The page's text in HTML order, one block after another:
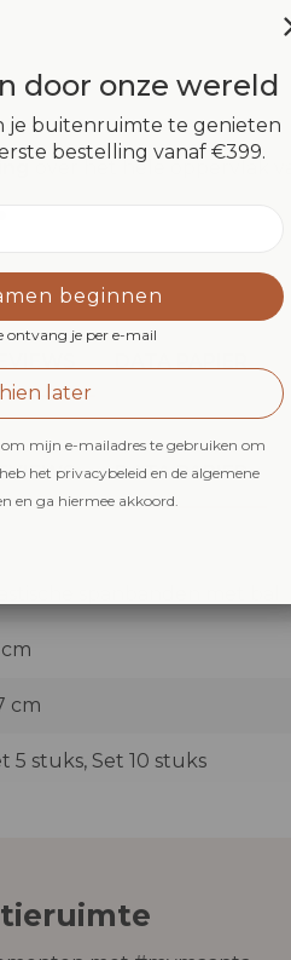
over het hele oppervlak
DATA PAPIER
cm
cm
5 stuks, Set 10 stuks
door onze wereld
je buitenruimte te genieten
bestelling vanaf €399.
beginnen
ontvang je per e-mail
later
mijn e-mailadres te gebruiken om
het privacybeleid en de algemene
en ga hiermee akkoord.